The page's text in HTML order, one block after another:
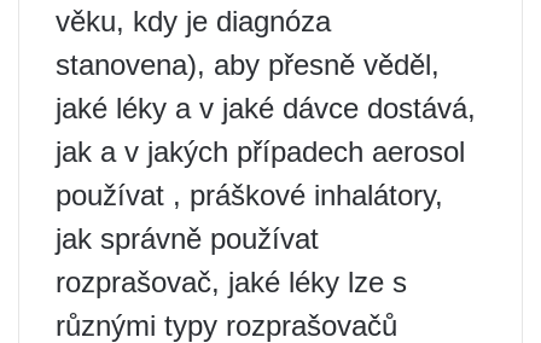
věku, kdy je diagnóza
stanovena), aby přesně věděl,
jaké léky a v jaké dávce dostává,
jak a v jakých případech aerosol
používat , práškové inhalátory,
jak správně používat
rozprašovač, jaké léky lze s
různými typy rozprašovačů